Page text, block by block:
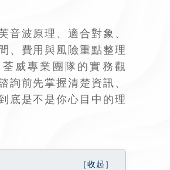
音波原理、適合對象、
、費用與風險重點整理
威專業團隊的實務觀
詢前先掌握清楚資訊、
底是不是你心目中的理